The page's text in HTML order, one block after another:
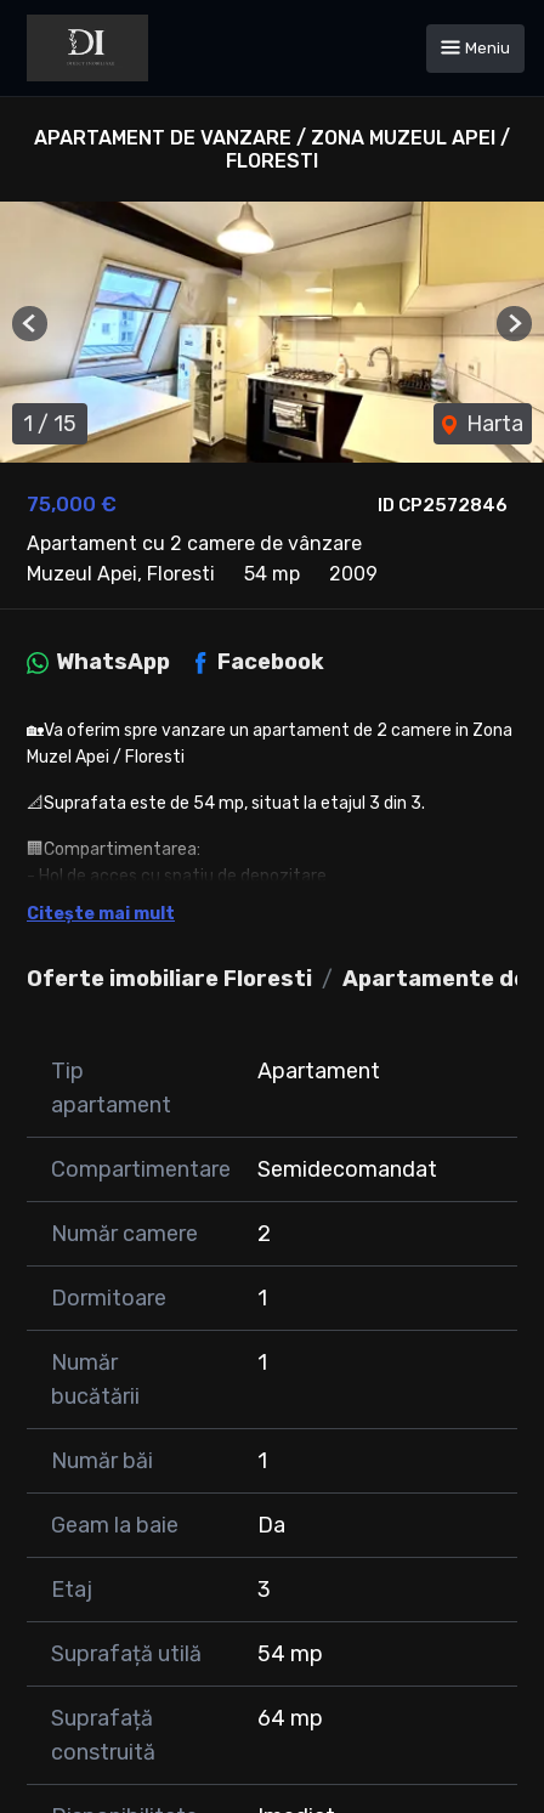
Meniu
APARTAMENT DE VANZARE / ZONA MUZEUL APEI /
FLORESTI
ID CP2572846
75,000 €
Apartament cu 2 camere de vânzare
Muzeul Apei, Floresti
54 mp 2009
1 / 15 Harta
Previous
Oferte imobiliare Floresti Apartamente de
WhatsApp Facebook
🏡Va oferim spre vanzare un apartament de 2 camere in Zona
Muzel Apei / Floresti
📐Suprafata este de 54 mp, situat la etajul 3 din 3.
🏢Compartimentarea:
- Hol de acces cu spatiu de depozitare
- Living cu bucatarie open space
- Dormitor
🛋️Apartamentul se vinde mobilat si utilat, exact ca si in poze,
este ideal atat pentru locuinta proprie cat si pentru investitie.
📍Locuința se află într-o zonă liniștită, dar foarte accesibilă,
doar câteva minute de Vivo Mall.
Citește mai mult
Tip
apartament
Apartament
Compartimentare Semidecomandat
Număr camere 2
Dormitoare 1
Număr
bucătării
1
Număr băi 1
Geam la baie Da
Etaj 3
Suprafață utilă 54 mp
Suprafață
construită
64 mp